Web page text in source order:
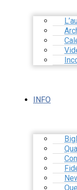
INFO